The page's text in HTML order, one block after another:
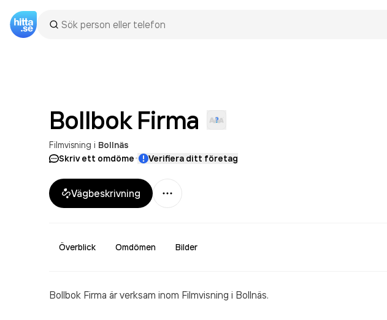
Bollbok Firma
Filmvisning i Bollnäs
Skriv ett omdöme· Verifiera ditt företag
Vägbeskrivning
Mer
Överblick Omdömen Bilder
Bollbok Firma är verksam inom Filmvisning i Bollnäs.